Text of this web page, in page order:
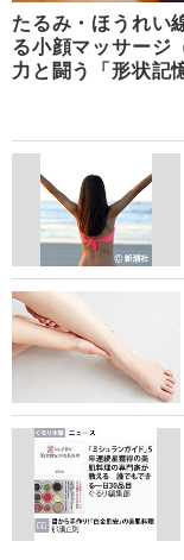
たるみ・ほうれい
る小顔マッサージ
力と闘う「形状記